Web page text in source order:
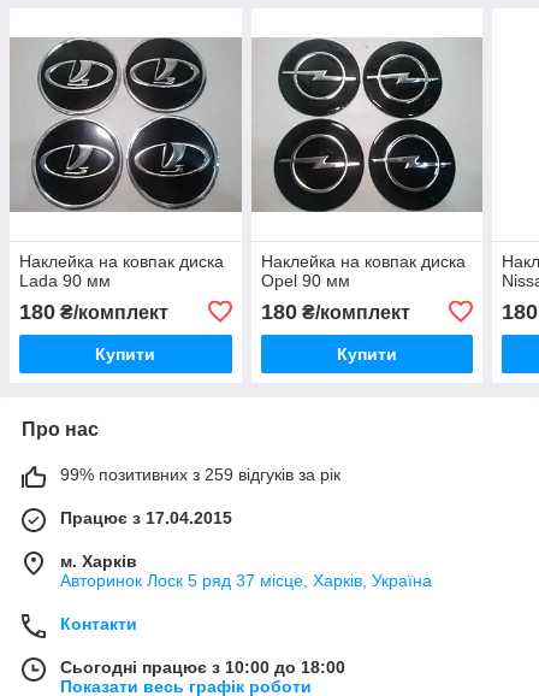
Наклейка на ковпак диска
Lada 90 мм
180 ₴/комплект
Купити
Наклейка на ковпак диска
Opel 90 мм
180₴/комплект
Купити
180
Про нас
99% позитивних з 259 відгуків за рік
Працює з 17.04.2015
м. Харків
Авторинок Лоск 5 ряд 37 місце, Харків, Україна
Контакти
Сьогодні працює з 10:00 до 18:00
Показати весь графік роботи